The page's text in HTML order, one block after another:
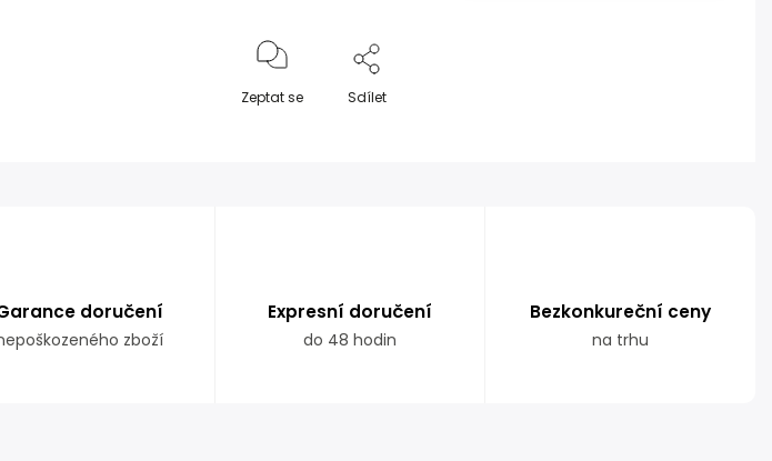
Zeptat se Sdílet
doručení
zboží
Expresní doručení
do 48 hodin
Bezkonkureční ceny
na trhu